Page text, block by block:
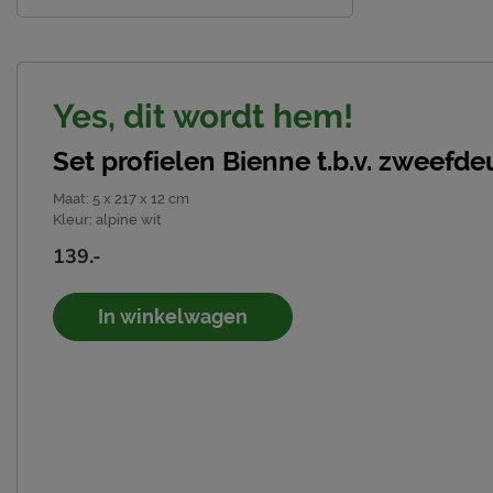
Yes, dit wordt hem!
Set profielen Bienne t.b.v.
Maat: 5 x 217 x 12 cm
Kleur: alpine wit
139.-
In winkelwagen